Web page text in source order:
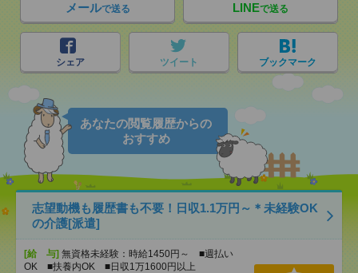
メールで送る LINEで送る
シェア ツイート ブックマーク
あなたの閲覧履歴からの
おすすめ
志望動機も履歴書も不要！日収1.1万円～＊未経験OK
の介護[派遣]
[給 与] 無資格未経験：時給1450円～ ■週払い
OK ■扶養内OK ■日収1万1600円以上